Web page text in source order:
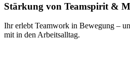
Stärkung von Teamspirit &
Ihr erlebt Teamwork in Bewegung –
mit in den Arbeitsalltag.